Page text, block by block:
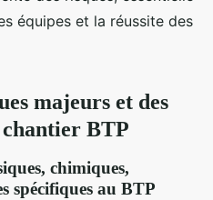
équipes et la réussite des
majeurs et des
BTP
chimiques,
spécifiques au BTP